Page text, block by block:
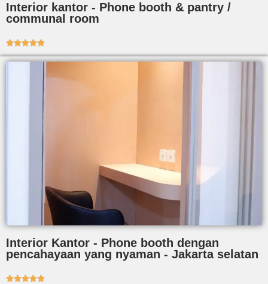
Interior kantor - Phone booth & pantry /
communal room

Interior Kantor - Phone booth dengan
pencahayaan yang nyaman - Jakarta selatan
